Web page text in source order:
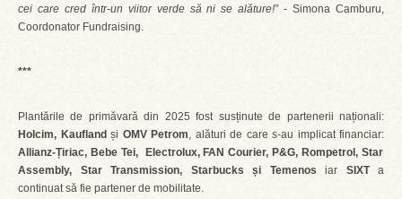
cei care cred într-un viitor verde să ni se alăture!”- Simona Camburu,
Coordonator Fundraising.
***
Plantările de primăvară din 2025 fost susținute de partenerii naționali:
Holcim, Kaufland și OMV Petrom, alături de care s-au implicat financiar:
Allianz-Țiriac, Bebe Tei, Electrolux, FAN Courier, P&G, Rompetrol, Star
Assembly, Star Transmission, Starbucks și Temenos iar SIXTa
continuat să fie partener de mobilitate.